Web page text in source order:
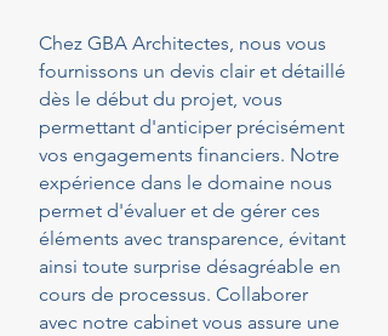
Chez GBA Architectes, nous vous
fournissons un devis clair et détaillé
dès le début du projet, vous
permettant d'anticiper précisément
vos engagements financiers. Notre
expérience dans le domaine nous
permet d'évaluer et de gérer ces
éléments avec transparence, évitant
ainsi toute surprise désagréable en
cours de processus. Collaborer
avec notre cabinet vous assure une